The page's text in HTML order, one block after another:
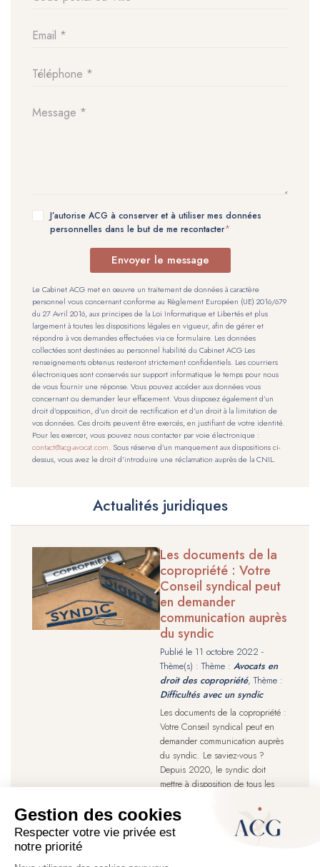
J’autorise ACG à conserver et à utiliser mes données
personnelles dans le but de me recontacter
Envoyer le message
Le Cabinet ACG met en œuvre un traitement de données à caractère
personnel vous concernant conforme au Règlement Européen (UE) 2016/679
du 27 Avril 2016, aux principes de la Loi Informatique et Libertés et plus
largement à toutes les dispositions légales en vigueur, afin de gérer et
répondre à vos demandes effectuées via ce formulaire. Les données
collectées sont destinées au personnel habilité du Cabinet ACG Les
renseignements obtenus resteront strictement confidentiels. Les courriers
électroniques sont conservés sur support informatique le temps pour nous
de vous fournir une réponse. Vous pouvez accéder aux données vous
concernant ou demander leur effacement. Vous disposez également d’un
droit d’opposition, d’un droit de rectification et d’un droit à la limitation de
vos données. Ces droits peuvent être exercés, en justifiant de votre identité.
Pour les exercer, vous pouvez nous contacter par voie électronique :
contact@acg-avocat.com. Sous réserve d’un manquement aux dispositions ci-
dessus, vous avez le droit d’introduire une réclamation auprès de la CNIL.
Actualités juridiques
Les documents de la
copropriété : Votre
Conseil syndical peut
en demander
communication auprès
du syndic
Publié le 11 octobre 2022 -
Thème(s) : Thème : Avocats en
droit des copropriété, Thème :
Difficultés avec un syndic
Les documents de la copropriété :
Votre Conseil syndical peut en
demander communication auprès
du syndic. Le saviez-vous ?
Depuis 2020, le syndic doit
mettre à disposition de tous les
les documents intéressant la
copropriété. Me Beaujard et Me